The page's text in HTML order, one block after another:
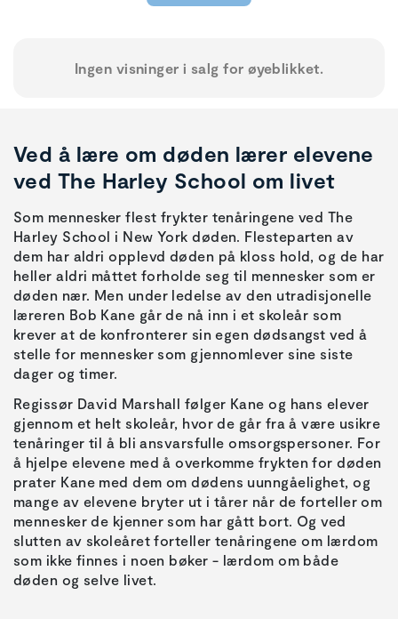
Ingen visninger i salg for øyeblikket.
Ved å lære om døden lærer elevene
ved The Harley School om livet
Som mennesker flest frykter tenåringene ved The
Harley School i New York døden. Flesteparten av
dem har aldri opplevd døden på kloss hold, og de har
heller aldri måttet forholde seg til mennesker som er
døden nær. Men under ledelse av den utradisjonelle
læreren Bob Kane går de nå inn i et skoleår som
krever at de konfronterer sin egen dødsangst ved å
stelle for mennesker som gjennomlever sine siste
dager og timer.
Regissør David Marshall følger Kane og hans elever
gjennom et helt skoleår, hvor de går fra å være usikre
tenåringer til å bli ansvarsfulle omsorgspersoner. For
å hjelpe elevene med å overkomme frykten for døden
prater Kane med dem om dødens uunngåelighet, og
mange av elevene bryter ut i tårer når de forteller om
mennesker de kjenner som har gått bort. Og ved
slutten av skoleåret forteller tenåringene om lærdom
som ikke finnes i noen bøker - lærdom om både
døden og selve livet.